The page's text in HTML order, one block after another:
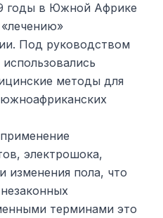
годы в Южной Африке
Под руководством
методы для
южноафриканских
электрошока,
изменения пола, что
терминами это